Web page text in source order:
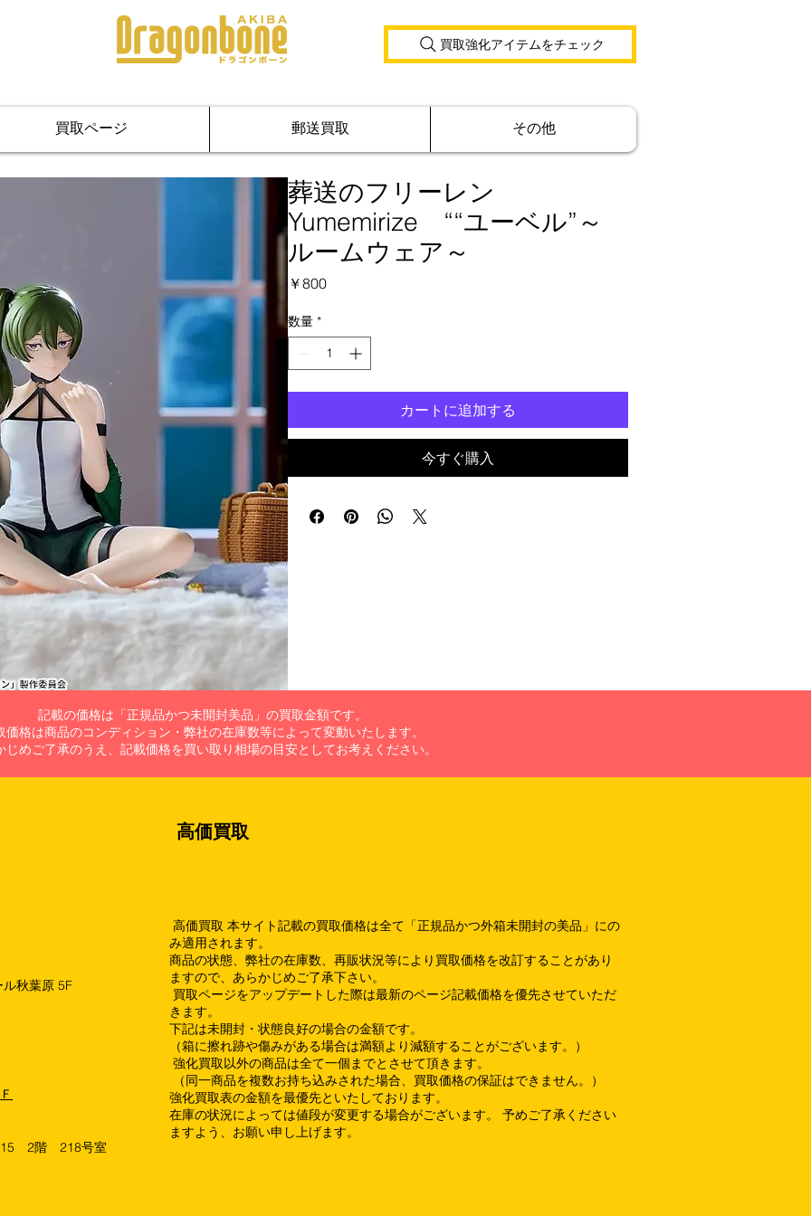
買取強化アイテムをチェック
買取ページ 郵送買取 その他
葬送のフリーレン
Yumemirize ““ユーベル”～
ルームウェア～
￥800価
数量 *
カートに追加する
今すぐ購入
記載の価格は「正規品かつ未開封美品」の買取金額です。
価格は商品のコンディション・弊社の在庫数等によって変動いたします。
じめご了承のうえ、記載価格を買い取り相場の目安としてお考えください。
秋葉原 5F
15 2階 218号室
高価買取
高価買取 本サイト記載の買取価格は全て「正規品かつ外箱未開封の美品」にの
み適用されます。
商品の状態、弊社の在庫数、再販状況等により買取価格を改訂することがあり
ますので、あらかじめご了承下さい。
買取ページをアップデートした際は最新のページ記載価格を優先させていただ
きます。
下記は未開封・状態良好の場合の金額です。
（箱に擦れ跡や傷みがある場合は満額より減額することがございます。）
強化買取以外の商品は全て一個までとさせて頂きます。
（同一商品を複数お持ち込みされた場合、買取価格の保証はできません。）
強化買取表の金額を最優先といたしております。
在庫の状況によっては値段が変更する場合がございます。 予めご了承ください
ますよう、お願い申し上げます。